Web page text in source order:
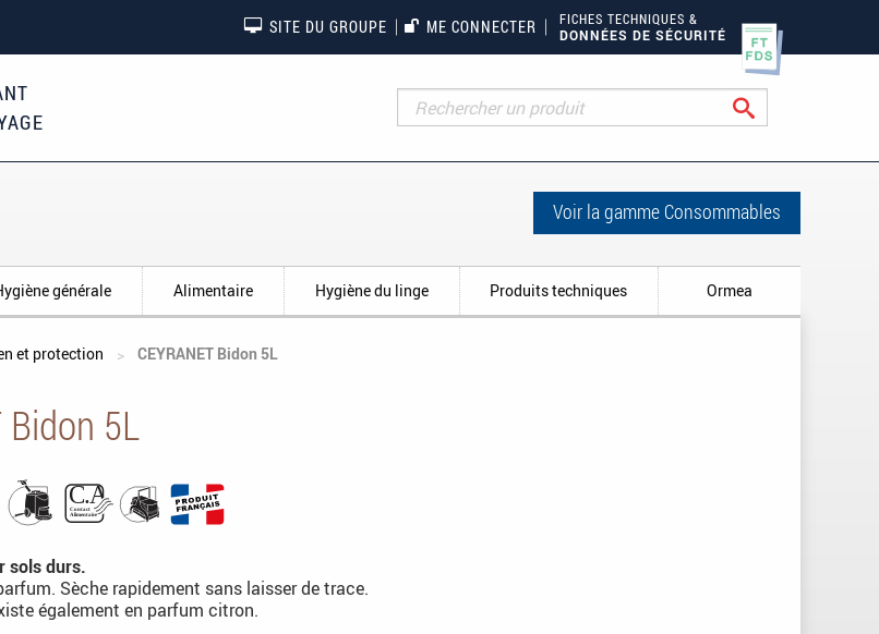
SITE DU GROUPE ME CONNECTER
FICHES TECHNIQUES &
DONNÉES DE SÉCURITÉ
Voir la gamme Consommables
générale Alimentaire Hygiène du linge Produits techniques Ormea
et protection CEYRANET Bidon 5L
Bidon 5L
sols durs.
Sèche rapidement sans laisser de trace.
également en parfum citron.